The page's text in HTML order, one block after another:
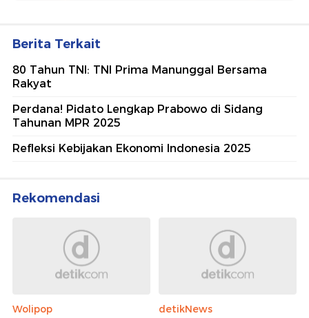
Berita Terkait
80 Tahun TNI: TNI Prima Manunggal Bersama
Rakyat
Perdana! Pidato Lengkap Prabowo di Sidang
Tahunan MPR 2025
Refleksi Kebijakan Ekonomi Indonesia 2025
Rekomendasi
Wolipop
detikNews